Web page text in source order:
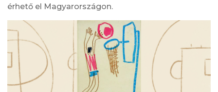
érhető el Magyarországon.